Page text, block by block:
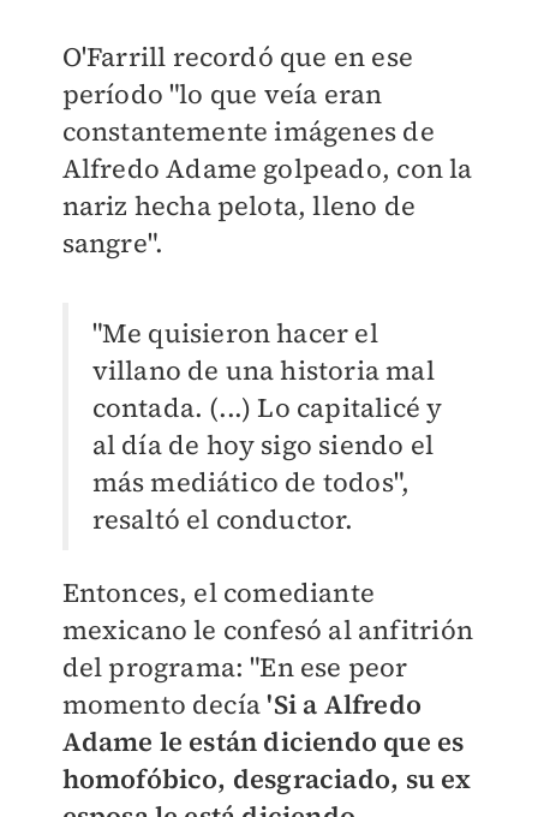
O'Farrill recordó que en ese
período "lo que veía eran
constantemente imágenes de
Alfredo Adame golpeado, con la
nariz hecha pelota, lleno de
sangre".
"Me quisieron hacer el
villano de una historia mal
contada. (...) Lo capitalicé y
al día de hoy sigo siendo el
más mediático de todos",
resaltó el conductor.
Entonces, el comediante
mexicano le confesó al anfitrión
del programa: "En ese peor
momento decía'Si a Alfredo
Adame le están diciendo que es
homofóbico, desgraciado, su ex